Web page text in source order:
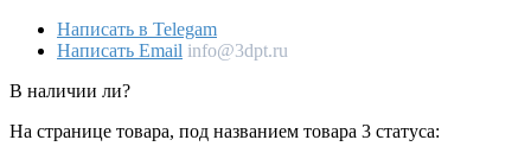
Написать в Telegam
Написать Email info@3dpt.ru
В наличии ли?
На странице товара, под названием товара 3 статуса: